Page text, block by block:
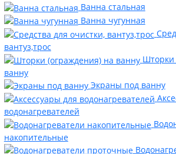
Ванна стальная
Ванна чугунная
вантуз,трос
Шторки
ванну
Экраны под ванну
водонагревателей
накопительные